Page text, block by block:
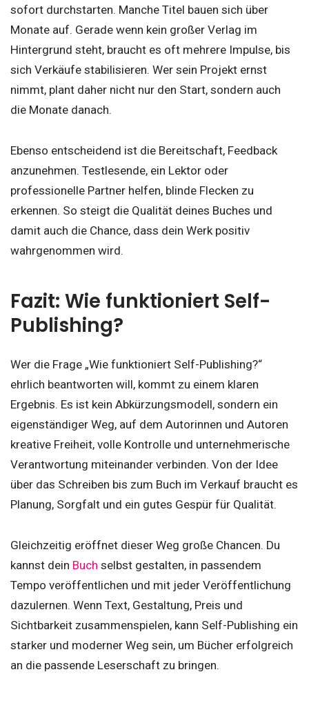
sofort durchstarten. Manche Titel bauen sich über
Monate auf. Gerade wenn kein großer Verlag im
Hintergrund steht, braucht es oft mehrere Impulse, bis
sich Verkäufe stabilisieren. Wer sein Projekt ernst
nimmt, plant daher nicht nur den Start, sondern auch
die Monate danach.
Ebenso entscheidend ist die Bereitschaft, Feedback
anzunehmen. Testlesende, ein Lektor oder
professionelle Partner helfen, blinde Flecken zu
erkennen. So steigt die Qualität deines Buches und
damit auch die Chance, dass dein Werk positiv
wahrgenommen wird.
Fazit: Wie funktioniert Self-
Publishing?
Wer die Frage „Wie funktioniert Self-Publishing?“
ehrlich beantworten will, kommt zu einem klaren
Ergebnis. Es ist kein Abkürzungsmodell, sondern ein
eigenständiger Weg, auf dem Autorinnen und Autoren
kreative Freiheit, volle Kontrolle und unternehmerische
Verantwortung miteinander verbinden. Von der Idee
über das Schreiben bis zum Buch im Verkauf braucht es
Planung, Sorgfalt und ein gutes Gespür für Qualität.
Gleichzeitig eröffnet dieser Weg große Chancen. Du
kannst dein Buch selbst gestalten, in passendem
Tempo veröffentlichen und mit jeder Veröffentlichung
dazulernen. Wenn Text, Gestaltung, Preis und
Sichtbarkeit zusammenspielen, kann Self-Publishing ein
starker und moderner Weg sein, um Bücher erfolgreich
an die passende Leserschaft zu bringen.